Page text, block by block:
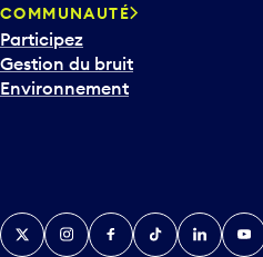
Participez
Gestion du bruit
Environnement